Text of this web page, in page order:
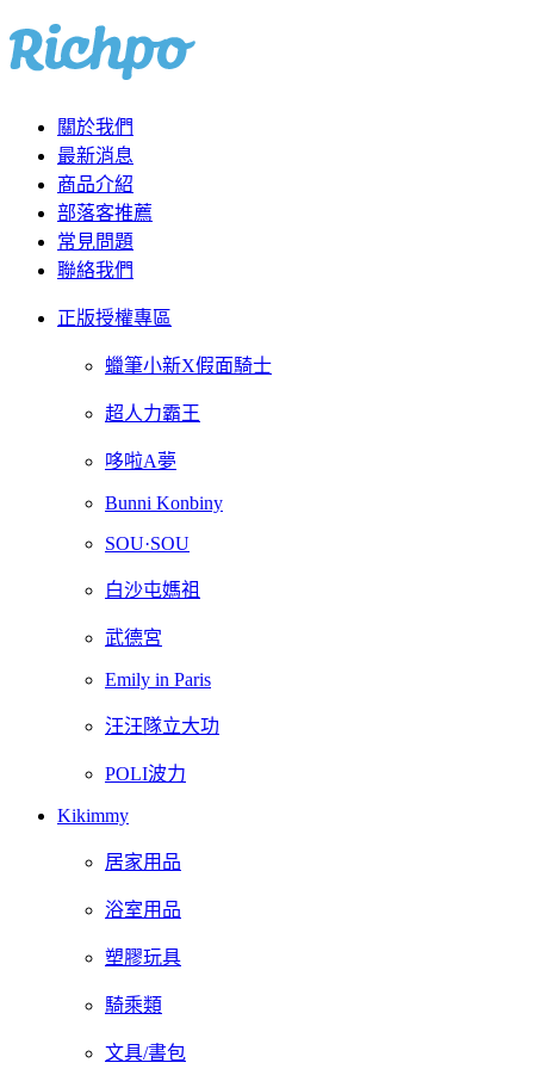
關於我們
最新消息
商品介紹
部落客推薦
常見問題
聯絡我們
正版授權專區
蠟筆小新X假面騎士
超人力霸王
哆啦A夢
Bunni Konbiny
SOU·SOU
白沙屯媽祖
武德宮
Emily in Paris
汪汪隊立大功
POLI波力
Kikimmy
居家用品
浴室用品
塑膠玩具
騎乘類
文具/書包